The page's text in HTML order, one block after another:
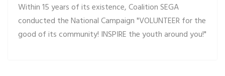
Within 15 years of its existence, Coalition SEGA
conducted the National Campaign "VOLUNTEER for the
good of its community! INSPIRE the youth around you!"